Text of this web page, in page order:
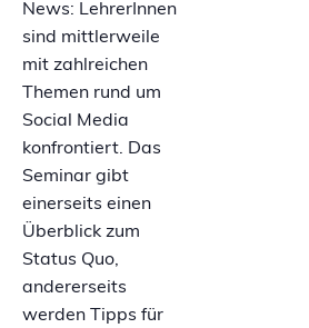
News: LehrerInnen
sind mittlerweile
mit zahlreichen
Themen rund um
Social Media
konfrontiert. Das
Seminar gibt
einerseits einen
Überblick zum
Status Quo,
andererseits
werden Tipps für